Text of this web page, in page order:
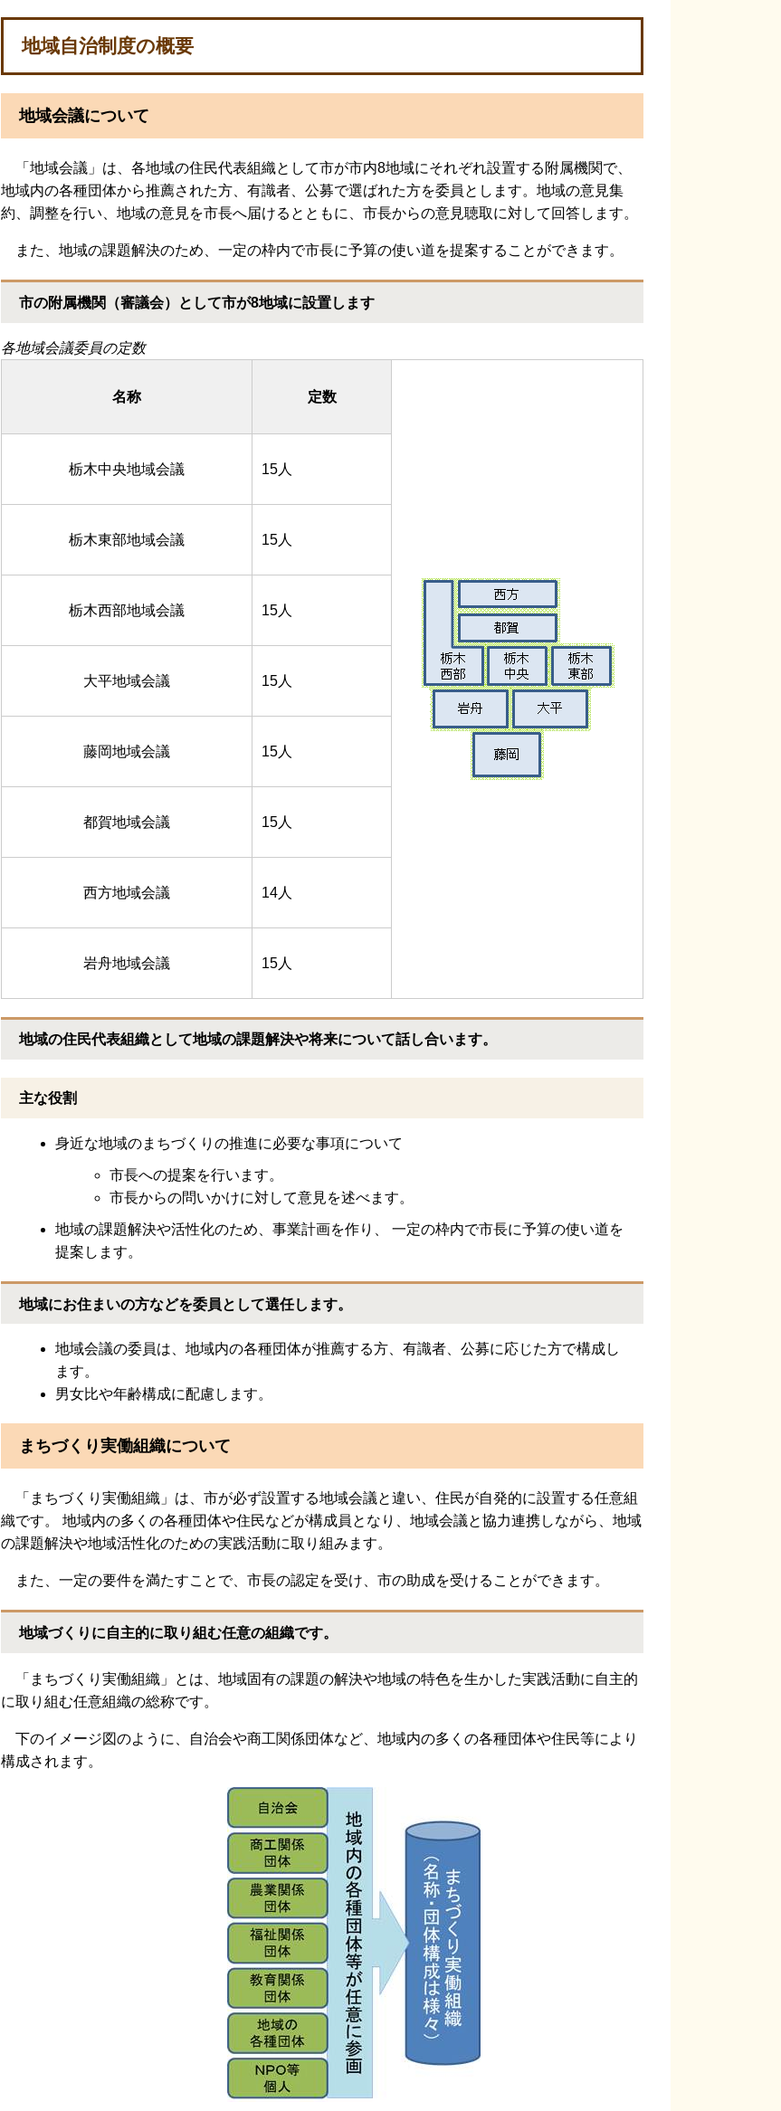
地域自治制度の概要
地域会議について
「地域会議」は、各地域の住民代表組織として市が市内8地域にそれぞれ設置する附属機関で、
地域内の各種団体から推薦された方、有識者、公募で選ばれた方を委員とします。地域の意見集
約、調整を行い、地域の意見を市長へ届けるとともに、市長からの意見聴取に対して回答します。
また、地域の課題解決のため、一定の枠内で市長に予算の使い道を提案することができます。
市の附属機関（審議会）として市が8地域に設置します
各地域会議委員の定数
名称 定数
栃木中央地域会議 15人
栃木東部地域会議 15人
栃木西部地域会議 15人
大平地域会議 15人
藤岡地域会議 15人
都賀地域会議 15人
西方地域会議 14人
岩舟地域会議 15人
地域の住民代表組織として地域の課題解決や将来について話し合います。
主な役割
身近な地域のまちづくりの推進に必要な事項について
市長への提案を行います。
市長からの問いかけに対して意見を述べます。
地域の課題解決や活性化のため、事業計画を作り、 一定の枠内で市長に予算の使い道を
提案します。
地域にお住まいの方などを委員として選任します。
地域会議の委員は、地域内の各種団体が推薦する方、有識者、公募に応じた方で構成し
ます。
男女比や年齢構成に配慮します。
まちづくり実働組織について
「まちづくり実働組織」は、市が必ず設置する地域会議と違い、住民が自発的に設置する任意組
織です。 地域内の多くの各種団体や住民などが構成員となり、地域会議と協力連携しながら、地域
の課題解決や地域活性化のための実践活動に取り組みます。
また、一定の要件を満たすことで、市長の認定を受け、市の助成を受けることができます。
地域づくりに自主的に取り組む任意の組織です。
「まちづくり実働組織」とは、地域固有の課題の解決や地域の特色を生かした実践活動に自主的
に取り組む任意組織の総称です。
下のイメージ図のように、自治会や商工関係団体など、地域内の多くの各種団体や住民等により
構成されます。